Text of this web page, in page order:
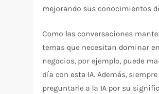
mejorando sus conocimientos
Como las conversaciones
temas que necesitan dominar
negocios, por ejemplo, puede
día con esta IA. Además,
preguntarle a la IA por su